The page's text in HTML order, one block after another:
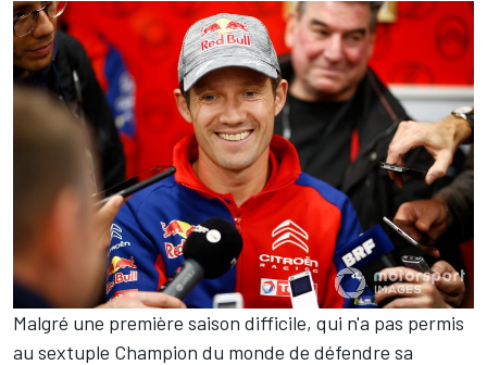
Malgré une première saison difficile, qui n'a pas permis
au sextuple Champion du monde de défendre sa